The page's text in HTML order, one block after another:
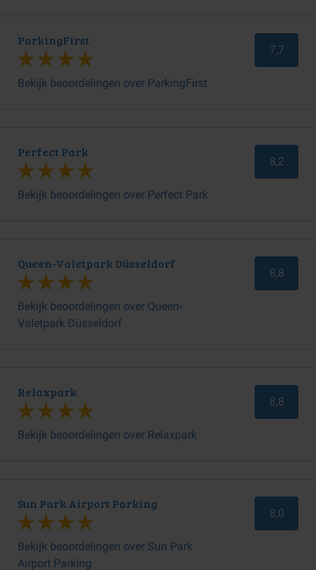
ParkingFirst
Bekijk beoordelingen over ParkingFirst
7,7
Perfect Park
Bekijk beoordelingen over Perfect Park
8,2
Queen-Valetpark Düsseldorf
Bekijk beoordelingen over Queen-
Valetpark Düsseldorf
8,8
Relaxpark
Bekijk beoordelingen over Relaxpark
8,8
Sun Park Airport Parking
Bekijk beoordelingen over Sun Park
Airport Parking
8,0